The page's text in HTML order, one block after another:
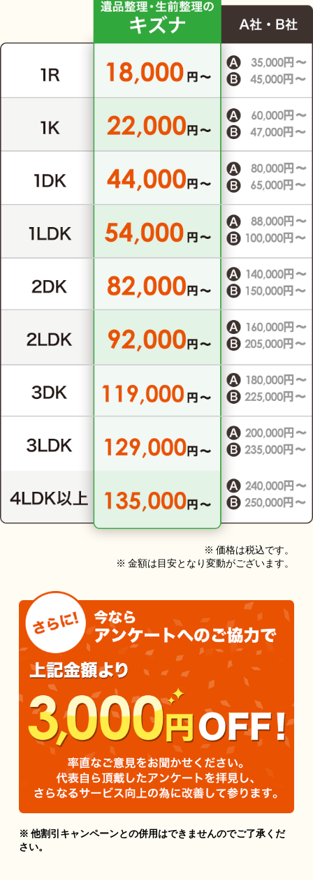
※ 価格は税込です。
※ 金額は目安となり変動がございます。
※ 他割引キャンペーンとの併用はできませんのでご了承くだ
さい。